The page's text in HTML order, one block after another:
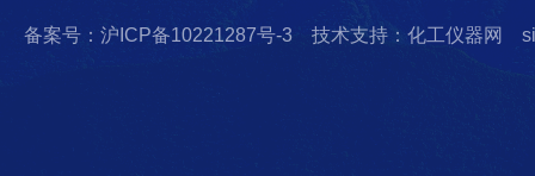
备案号：沪ICP备10221287号-3 技术支持：化工仪器网